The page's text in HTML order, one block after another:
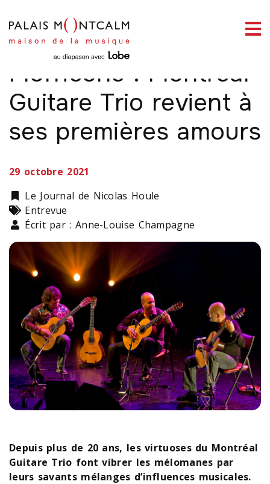
Hommage à Ennio
Morricone : Montréal
Guitare Trio revient à
ses premières amours
29 octobre 2021
Catégorie
Le Journal de Nicolas Houle
Types
Entrevue
Écrit par : Anne-Louise Champagne
Depuis plus de 20 ans, les virtuoses du Montréal
Guitare Trio font vibrer les mélomanes par
leurs savants mélanges d’influences musicales.